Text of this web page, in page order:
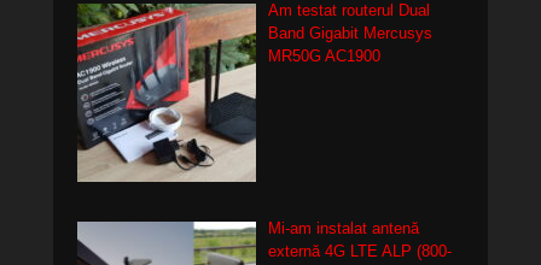
Am testat routerul Dual
Band Gigabit Mercusys
MR50G AC1900
Mi-am instalat antenă
externă 4G LTE ALP (800-